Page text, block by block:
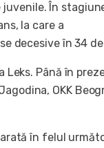
În
la care a
decesive în 34
Leks. Până în
OKK
în felul